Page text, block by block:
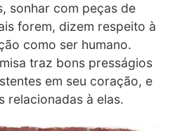
sonhar com peças de
forem, dizem respeito à
como ser humano.
traz bons presságios
em seu coração, e
relacionadas à elas.